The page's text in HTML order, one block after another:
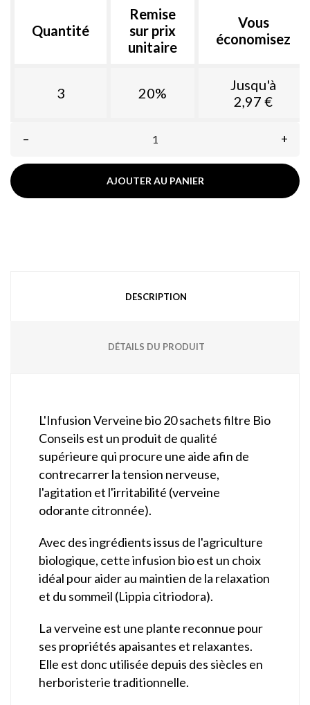
Quantité
Remise
sur prix
unitaire
Vous
économisez
3 20%
Jusqu'à
2,97 €
– +
AJOUTER AU PANIER
DESCRIPTION
DÉTAILS DU PRODUIT
L'Infusion Verveine bio 20 sachets filtre Bio
Conseils est un produit de qualité
supérieure qui procure une aide afin de
contrecarrer la tension nerveuse,
l'agitation et l'irritabilité (verveine
odorante citronnée).
Avec des ingrédients issus de l'agriculture
biologique, cette infusion bio est un choix
idéal pour aider au maintien de la relaxation
et du sommeil (Lippia citriodora).
La verveine est une plante reconnue pour
ses propriétés apaisantes et relaxantes.
Elle est donc utilisée depuis des siècles en
herboristerie traditionnelle.